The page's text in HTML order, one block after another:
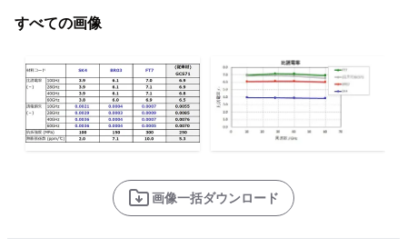
すべての画像
画像一括ダウンロード